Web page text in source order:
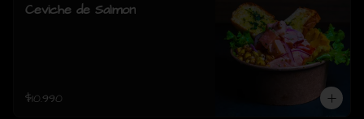
Ceviche de Salmon
$10.990